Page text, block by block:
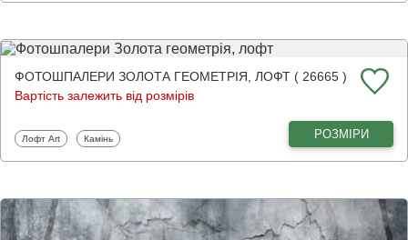
ФОТОШПАЛЕРИ ЗОЛОТА ГЕОМЕТРІЯ, ЛОФТ ( 26665 )
Вартість залежить від розмірів
Фотошпалери
Лофт Art Фотошпалери
Камінь РОЗМІРИ